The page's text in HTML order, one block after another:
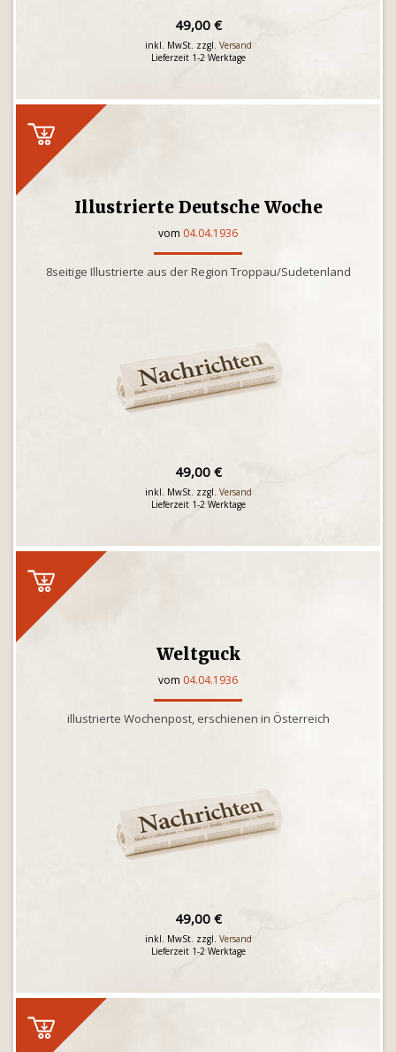
49,00 €
inkl. MwSt. zzgl. Versand
Lieferzeit 1-2 Werktage
Illustrierte Deutsche Woche
vom 04.04.1936
8seitige Illustrierte aus der Region Troppau/Sudetenland
49,00 €
inkl. MwSt. zzgl. Versand
Lieferzeit 1-2 Werktage
Weltguck
vom 04.04.1936
illustrierte Wochenpost, erschienen in Österreich
49,00 €
inkl. MwSt. zzgl. Versand
Lieferzeit 1-2 Werktage